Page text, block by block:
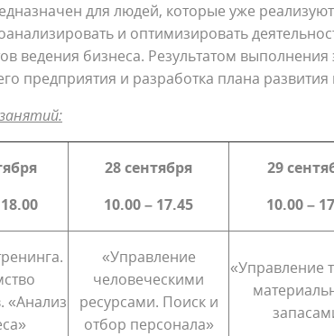
для людей, которые уже
и оптимизировать
ведения бизнеса. Результатом
предприятия и разработка плана развития
28 сентября
10.00 – 17.45
29
10.00 –
«Анализ
«Управление
человеческими
ресурсами. Поиск и
отбор персонала»
«Управление